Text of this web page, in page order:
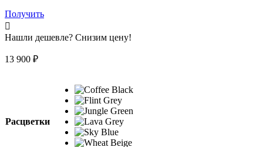
Получить
Нашли дешевле? Снизим цену!
13 900 ₽
Расцветки